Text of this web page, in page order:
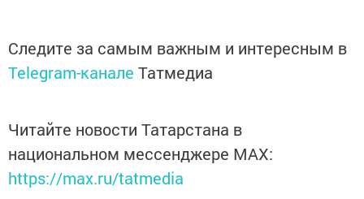
Следите за самым важным и интересным в
Telegram-канале Татмедиа
Читайте новости Татарстана в
национальном мессенджере MАХ:
https://max.ru/tatmedia